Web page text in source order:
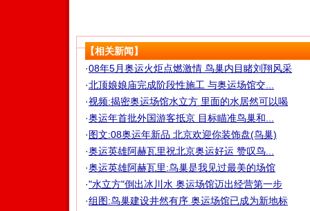
【相关新闻】
·08年5月奥运火炬点燃激情 鸟巢内目睹刘翔风采
·北顶娘娘庙完成阶段性施工 与奥运场馆交...
·视频:揭密奥运场馆水立方 里面的水居然可以喝
·奥运年首批外国游客抵京 目标瞄准鸟巢和...
·图文:08奥运年新品 北京欢迎你装饰盘(鸟巢)
·奥运英雄阿赫瓦里祝北京奥运好运 赞叹鸟...
·奥运英雄阿赫瓦里:鸟巢是我见过最美的场馆
·"水立方"倒出冰川水 奥运场馆迈出经营第一步
·组图:鸟巢建设井然有序 奥运场馆已成为新地标